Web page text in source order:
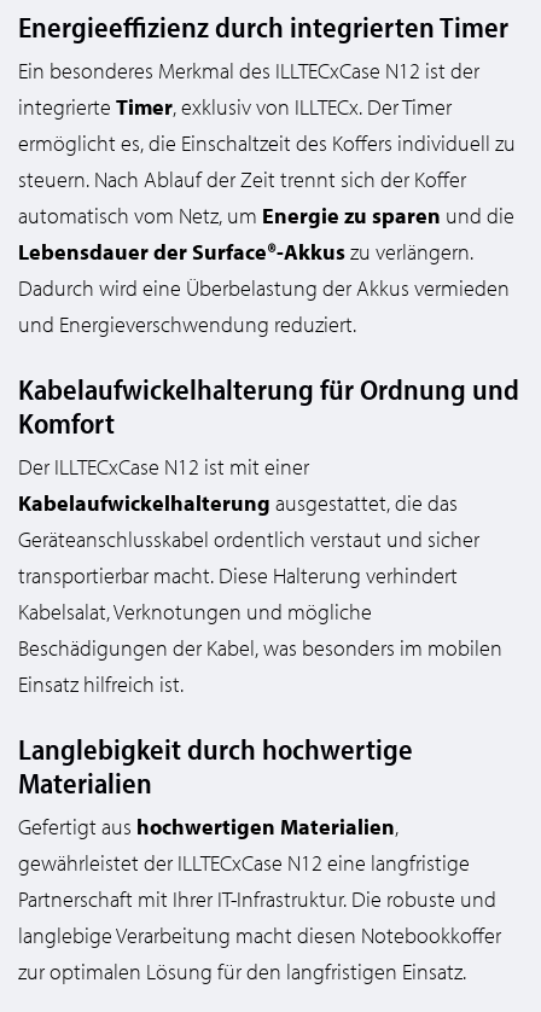
Energieeffizienz durch integrierten Timer
Ein besonderes Merkmal des ILLTECxCase N12 ist der
integrierte Timer, exklusiv von ILLTECx. Der Timer
ermöglicht es, die Einschaltzeit des Koffers individuell zu
steuern. Nach Ablauf der Zeit trennt sich der Koffer
automatisch vom Netz, um Energie zu sparen und die
Lebensdauer der Surface®-Akkuszu verlängern.
Dadurch wird eine Überbelastung der Akkus vermieden
und Energieverschwendung reduziert.
Kabelaufwickelhalterung für Ordnung und
Komfort
Der ILLTECxCase N12 ist mit einer
Kabelaufwickelhalterung ausgestattet, die das
Geräteanschlusskabel ordentlich verstaut und sicher
transportierbar macht. Diese Halterung verhindert
Kabelsalat, Verknotungen und mögliche
Beschädigungen der Kabel, was besonders im mobilen
Einsatz hilfreich ist.
Langlebigkeit durch hochwertige
Materialien
Gefertigt aus hochwertigen Materialien,
gewährleistet der ILLTECxCase N12 eine langfristige
Partnerschaft mit Ihrer IT-Infrastruktur. Die robuste und
langlebige Verarbeitung macht diesen Notebookkoffer
zur optimalen Lösung für den langfristigen Einsatz.